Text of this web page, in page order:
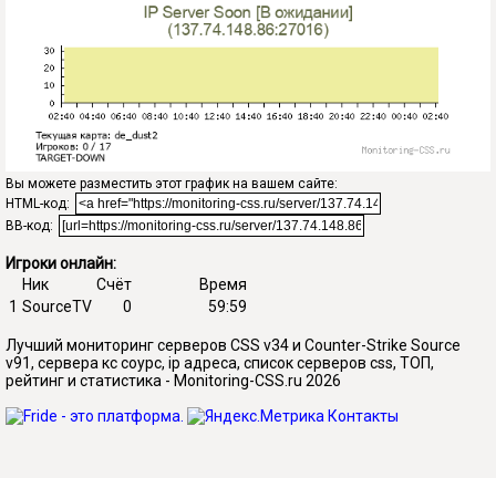
Вы можете разместить этот график на вашем сайте:
HTML-код:
BB-код:
Игроки онлайн:
Ник
Счёт
Время
1 SourceTV 0 59:59
Лучший мониторинг серверов CSS v34 и Counter-Strike Source
v91, сервера кс соурс, ip адреса, список серверов css, ТОП,
рейтинг и статистика - Monitoring-CSS.ru 2026
Контакты